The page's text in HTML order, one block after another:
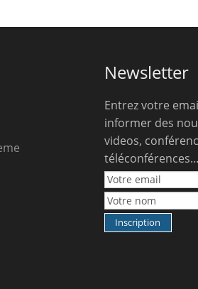
Newsletter
Entrez votre
informer des
videos,
téléconférences...